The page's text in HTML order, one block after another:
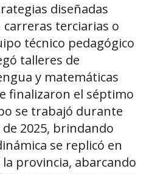
diseñadas
terciarias o
técnico pedagógico
talleres de
y matemáticas
finalizaron el séptimo
se trabajó durante
2025, brindando
se replicó en
provincia, abarcando